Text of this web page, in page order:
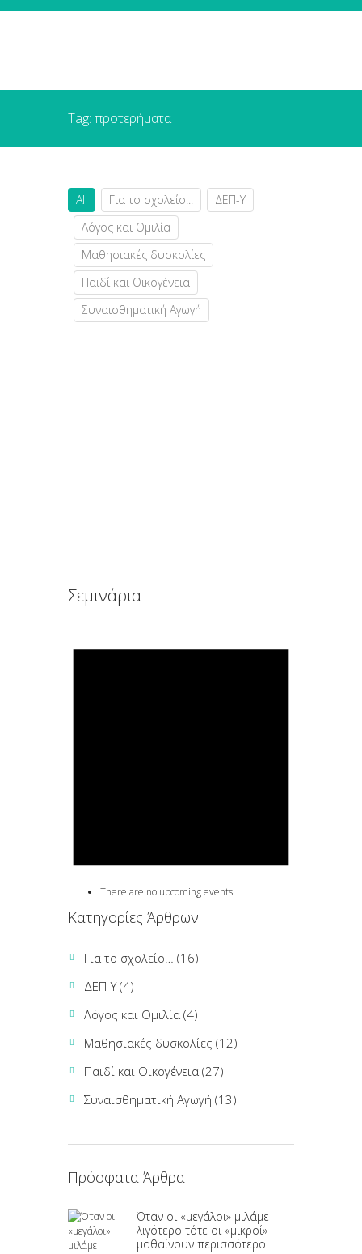
Tag: προτερήματα
All Για το σχολείο...
ΔΕΠ-Υ
Λόγος και Ομιλία
Μαθησιακές δυσκολίες
Παιδί και Οικογένεια
Συναισθηματική Αγωγή
Σεμινάρια
There are no upcoming events.
Κατηγορίες Άρθρων
Για το σχολείο… (16)
ΔΕΠ-Υ(4)
Λόγος και Ομιλία (4)
Μαθησιακές δυσκολίες (12)
Παιδί και Οικογένεια (27)
Συναισθηματική Αγωγή (13)
Πρόσφατα Άρθρα
Όταν οι «μεγάλοι» μιλάμε
λιγότερο τότε οι «μικροί»
μαθαίνουν περισσότερο!